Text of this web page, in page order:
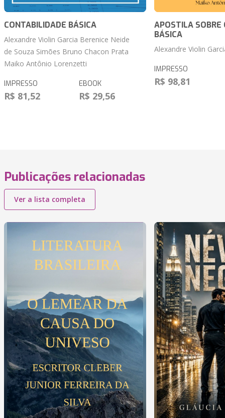
CONTABILIDADE BÁSICA
Alexandre Violin Garcia Berenice Neide
de Souza Simões Bruno Chacon Prata
Maiko Antônio Lorenzetti
IMPRESSO
R$ 81,52
EBOOK
R$ 29,56
APOSTILA SOBRE
BÁSICA
Alexandre Violin
IMPRESSO
R$ 98,81
Publicações relacionadas
Ver a lista completa